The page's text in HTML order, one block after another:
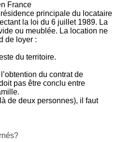
France
principale du locataire
la loi du 6 juillet 1989. La
ou meublée. La location ne
de loyer :
du territoire.
du contrat de
pas être conclu entre
de deux personnes), il faut